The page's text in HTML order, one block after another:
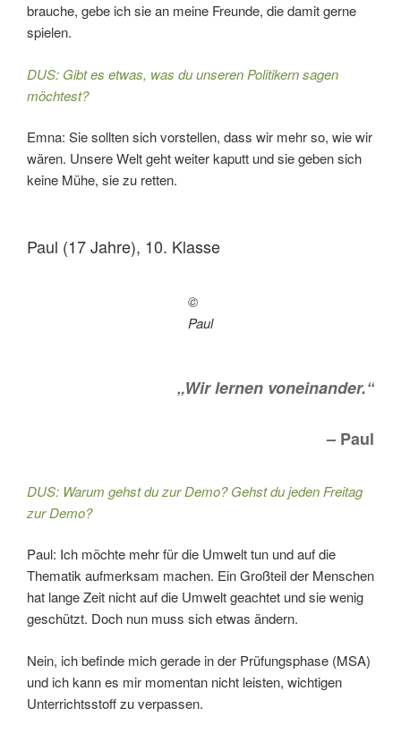
brauche, gebe ich sie an meine Freunde, die damit gerne
spielen.
DUS: Gibt es etwas, was du unseren Politikern sagen
möchtest?
Emna: Sie sollten sich vorstellen, dass wir mehr so, wie wir
wären. Unsere Welt geht weiter kaputt und sie geben sich
keine Mühe, sie zu retten.
Paul (17 Jahre), 10. Klasse
©
Paul
„Wir lernen voneinander.“
– Paul
DUS: Warum gehst du zur Demo? Gehst du jeden Freitag
zur Demo?
Paul: Ich möchte mehr für die Umwelt tun und auf die
Thematik aufmerksam machen. Ein Großteil der Menschen
hat lange Zeit nicht auf die Umwelt geachtet und sie wenig
geschützt. Doch nun muss sich etwas ändern.
Nein, ich befinde mich gerade in der Prüfungsphase (MSA)
und ich kann es mir momentan nicht leisten, wichtigen
Unterrichtsstoff zu verpassen.